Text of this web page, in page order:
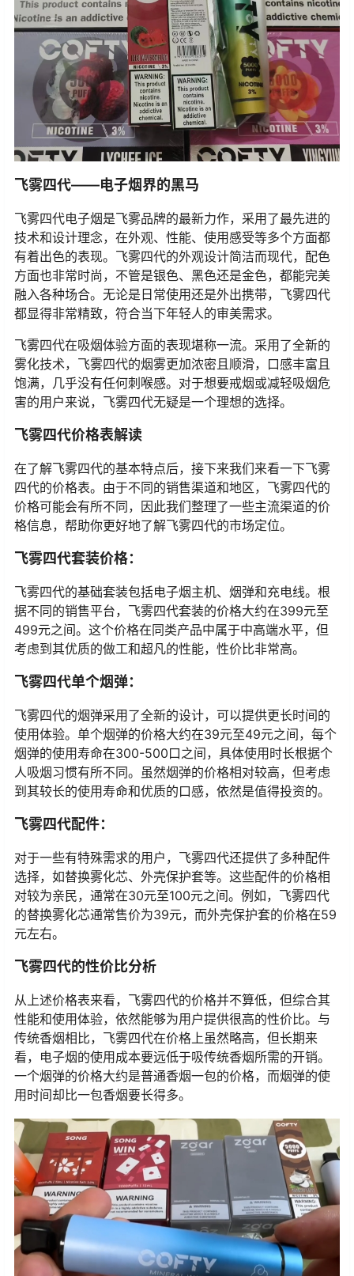
飞雾四代——电子烟界的黑马
飞雾四代电子烟是飞雾品牌的最新力作，采用了最先进的
技术和设计理念，在外观、性能、使用感受等多个方面都
有着出色的表现。飞雾四代的外观设计简洁而现代，配色
方面也非常时尚，不管是银色、黑色还是金色，都能完美
融入各种场合。无论是日常使用还是外出携带，飞雾四代
都显得非常精致，符合当下年轻人的审美需求。
飞雾四代在吸烟体验方面的表现堪称一流。采用了全新的
雾化技术，飞雾四代的烟雾更加浓密且顺滑，口感丰富且
饱满，几乎没有任何刺喉感。对于想要戒烟或减轻吸烟危
害的用户来说，飞雾四代无疑是一个理想的选择。
飞雾四代价格表解读
在了解飞雾四代的基本特点后，接下来我们来看一下飞雾
四代的价格表。由于不同的销售渠道和地区，飞雾四代的
价格可能会有所不同，因此我们整理了一些主流渠道的价
格信息，帮助你更好地了解飞雾四代的市场定位。
飞雾四代套装价格：
飞雾四代的基础套装包括电子烟主机、烟弹和充电线。根
据不同的销售平台，飞雾四代套装的价格大约在399元至
499元之间。这个价格在同类产品中属于中高端水平，但
考虑到其优质的做工和超凡的性能，性价比非常高。
飞雾四代单个烟弹：
飞雾四代的烟弹采用了全新的设计，可以提供更长时间的
使用体验。单个烟弹的价格大约在39元至49元之间，每个
烟弹的使用寿命在300-500口之间，具体使用时长根据个
人吸烟习惯有所不同。虽然烟弹的价格相对较高，但考虑
到其较长的使用寿命和优质的口感，依然是值得投资的。
飞雾四代配件：
对于一些有特殊需求的用户，飞雾四代还提供了多种配件
选择，如替换雾化芯、外壳保护套等。这些配件的价格相
对较为亲民，通常在30元至100元之间。例如，飞雾四代
的替换雾化芯通常售价为39元，而外壳保护套的价格在59
元左右。
飞雾四代的性价比分析
从上述价格表来看，飞雾四代的价格并不算低，但综合其
性能和使用体验，依然能够为用户提供很高的性价比。与
传统香烟相比，飞雾四代在价格上虽然略高，但长期来
看，电子烟的使用成本要远低于吸传统香烟所需的开销。
一个烟弹的价格大约是普通香烟一包的价格，而烟弹的使
用时间却比一包香烟要长得多。